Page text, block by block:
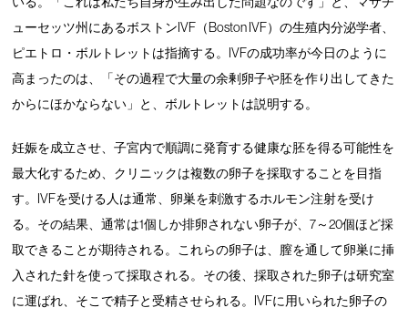
ューセッツ州にあるボストンIVF（Boston IVF）の生殖内分泌学者、
ピエトロ・ボルトレットは指摘する。IVFの成功率が今日のように
高まったのは、「その過程で大量の余剰卵子や胚を作り出してきた
からにほかならない」と、ボルトレットは説明する。
妊娠を成立させ、子宮内で順調に発育する健康な胚を得る可能性を
最大化するため、クリニックは複数の卵子を採取することを目指
す。IVFを受ける人は通常、卵巣を刺激するホルモン注射を受け
る。その結果、通常は1個しか排卵されない卵子が、7～20個ほど採
取できることが期待される。これらの卵子は、膣を通して卵巣に挿
入された針を使って採取される。その後、採取された卵子は研究室
に運ばれ、そこで精子と受精させられる。IVFに用いられた卵子の